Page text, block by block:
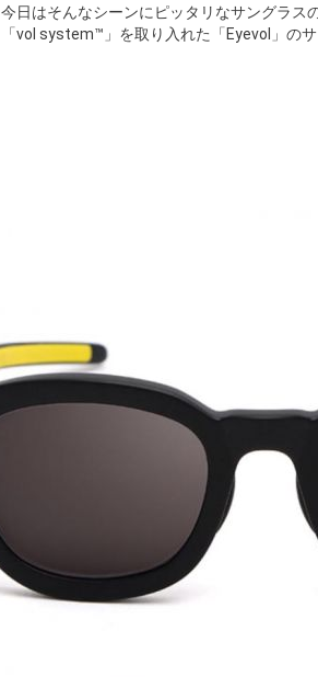
今日はそんなシーンにピッタリなサングラス
「vol system™」を取り入れた「Eyevol」のサ